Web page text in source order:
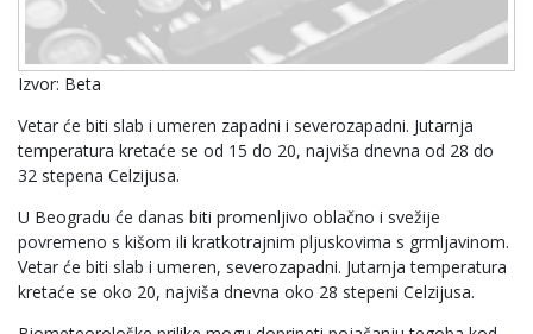
Izvor: Beta
Vetar će biti slab i umeren zapadni i severozapadni. Jutarnja
temperatura kretaće se od 15 do 20, najviša dnevna od 28 do
32 stepena Celzijusa.
U Beogradu će danas biti promenljivo oblačno i svežije
povremeno s kišom ili kratkotrajnim pljuskovima s grmljavinom.
Vetar će biti slab i umeren, severozapadni. Jutarnja temperatura
kretaće se oko 20, najviša dnevna oko 28 stepeni Celzijusa.